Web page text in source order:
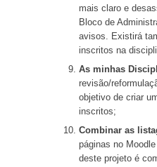
mais claro e
Bloco de
avisos. Existirá
inscritos na
As minhas
revisão/
objetivo de criar
inscritos;
Combinar as
páginas no
deste projeto é